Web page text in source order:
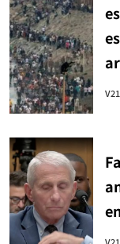
V21